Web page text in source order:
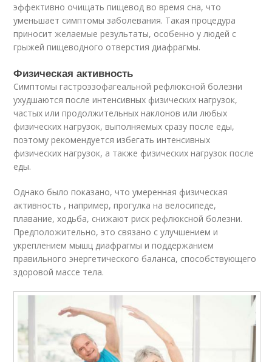
эффективно очищать пищевод во время сна, что
уменьшает симптомы заболевания. Такая процедура
приносит желаемые результаты, особенно у людей с
грыжей пищеводного отверстия диафрагмы.
Физическая активность
Симптомы гастроэзофагеальной рефлюксной болезни
ухудшаются после интенсивных физических нагрузок,
частых или продолжительных наклонов или любых
физических нагрузок, выполняемых сразу после еды,
поэтому рекомендуется избегать интенсивных
физических нагрузок, а также физических нагрузок после
еды.
Однако было показано, что умеренная физическая
активность , например, прогулка на велосипеде,
плавание, ходьба, снижают риск рефлюксной болезни.
Предположительно, это связано с улучшением и
укреплением мышц диафрагмы и поддержанием
правильного энергетического баланса, способствующего
здоровой массе тела.